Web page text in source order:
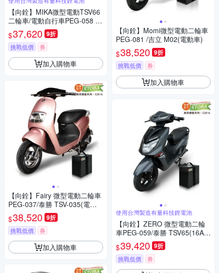
【向銓】MIKA微型電動TSV66
二輪車/電動自行車PEG-058 /
泰勝 TSV66 (魔幻紫)
$37,620 9折
挑戰低價 券
加入購物車
【向銓】Fairy 微型電動二輪車
PEG-037/泰勝 TSV-035(電動
自行車)
$38,520 9折
挑戰低價 券
加入購物車
【向銓】Momi微型電動二輪車
PEG-081 /吉立 M02(電動車)
$38,520 9折
挑戰低價 券
加入購物車
使用台灣製造有量科技鋰電池
【向銓】ZERO 微型電動二輪
車PEG-059/泰勝 TSV65(16Ah
鋰電池版・電動自行車)
$39,420 9折
挑戰低價 券